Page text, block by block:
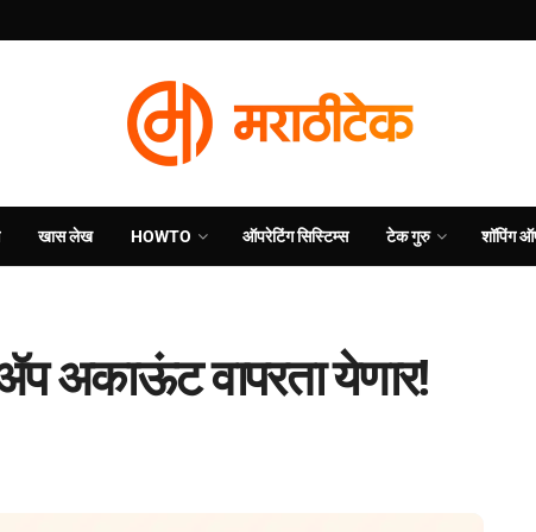
खास लेख HOWTO ऑपरेटिंग सिस्टिम्स टेक गुरु शॉपिंग
अकाऊंट वापरता येणार!